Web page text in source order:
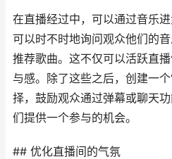
在直播经过中，可以通过音乐进
可以时不时地询问观众他们的
推荐歌曲。这不仅可以活跃直
与感。除了这些之后，创建一
择，鼓励观众通过弹幕或聊天
们提供一个参与的机会。
## 优化直播间的气氛